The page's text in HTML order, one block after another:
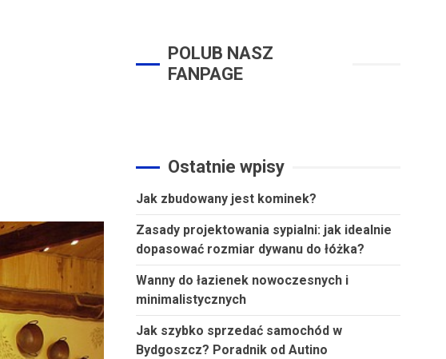
POLUB NASZ
FANPAGE
Ostatnie wpisy
Jak zbudowany jest kominek?
Zasady projektowania sypialni: jak idealnie
dopasować rozmiar dywanu do łóżka?
Wanny do łazienek nowoczesnych i
minimalistycznych
Jak szybko sprzedać samochód w
Bydgoszcz? Poradnik od Autino